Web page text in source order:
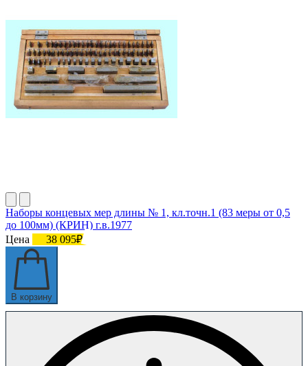
Наборы концевых мер длины № 1, кл.точн.1 (83 меры от 0,5
до 100мм) (КРИН) г.в.1977
Цена
38 095₽
В корзину